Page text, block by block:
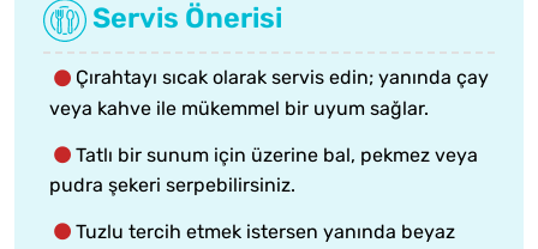
Servis Önerisi
Çırahtayı sıcak olarak servis edin; yanında çay
veya kahve ile mükemmel bir uyum sağlar.
Tatlı bir sunum için üzerine bal, pekmez veya
pudra şekeri serpebilirsiniz.
Tuzlu tercih etmek istersen yanında beyaz